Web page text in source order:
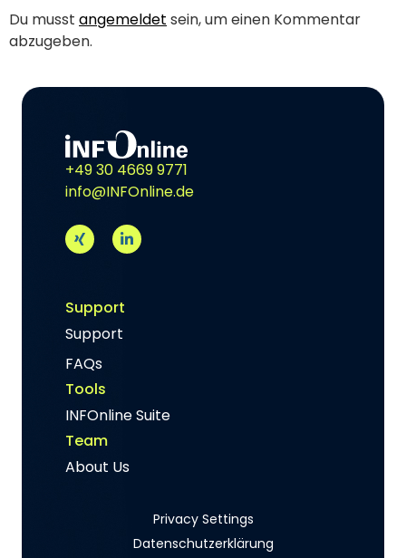
Du musst angemeldet sein, um einen Kommentar
abzugeben.
+49 30 4669 9771
info@INFOnline.de
Support
Support
FAQs
Tools
INFOnline Suite
Team
About Us
Privacy Settings
Datenschutzerklärung